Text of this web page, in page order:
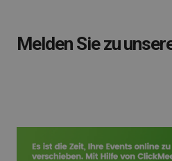
Melden Sie zu